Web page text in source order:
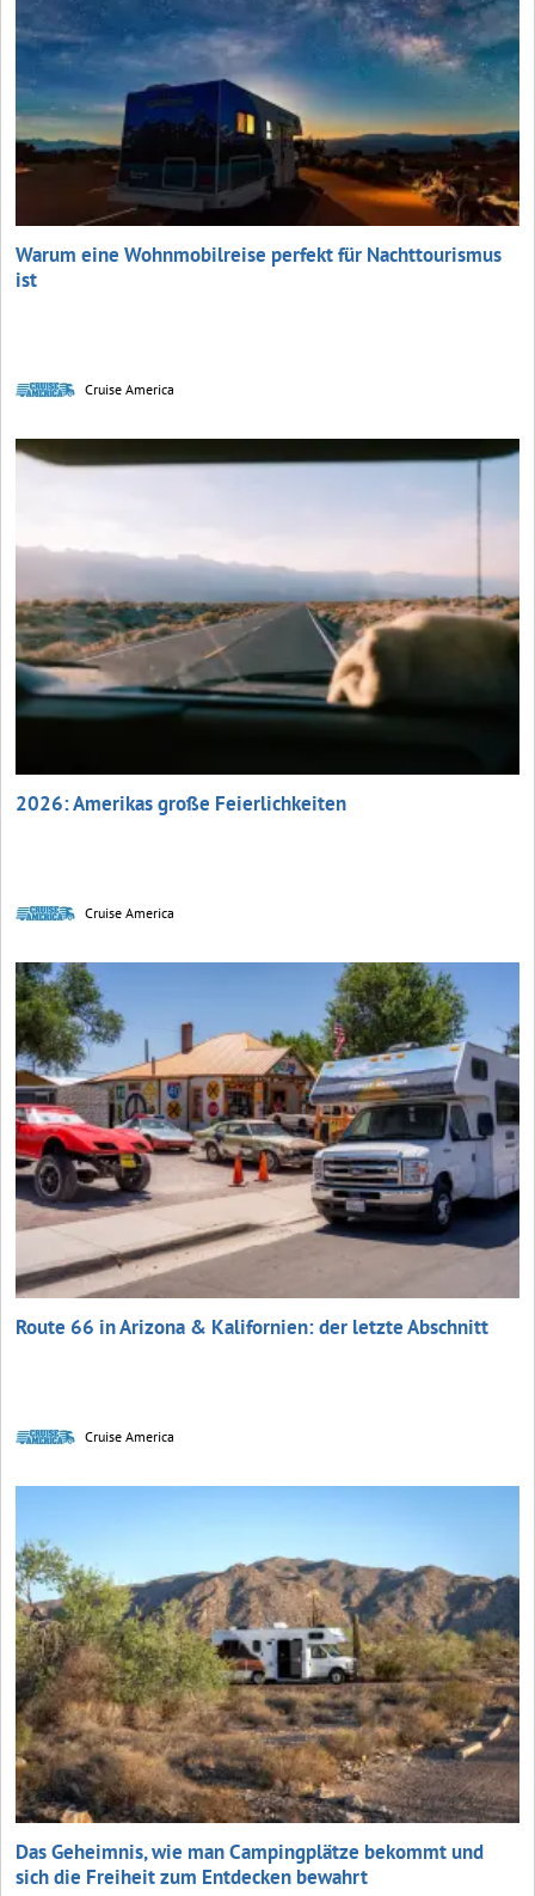
Warum eine Wohnmobilreise perfekt für Nachttourismus
ist
Cruise America
2026: Amerikas große Feierlichkeiten
Cruise America
Route 66 in Arizona & Kalifornien: der letzte Abschnitt
Cruise America
Das Geheimnis, wie man Campingplätze bekommt und
sich die Freiheit zum Entdecken bewahrt